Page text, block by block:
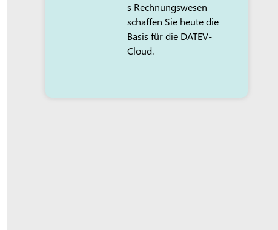
s Rechnungswesen
schaffen Sie heute die
Basis für die DATEV-
Cloud.